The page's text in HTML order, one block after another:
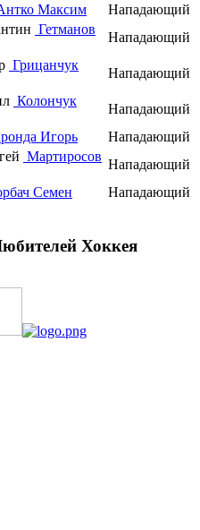
Максим
Нападающий
Гетманов
Нападающий
Грицанчук
Нападающий
Колончук
Нападающий
Игорь
Нападающий
Мартиросов
Нападающий
Семен
Нападающий
Хоккея